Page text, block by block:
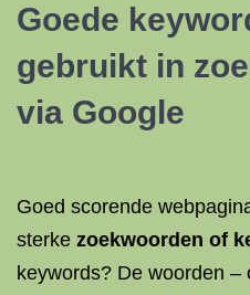
Goede
gebruikt in
via Google
Goed scorende
sterke zoekwoorden of
keywords? De woorden